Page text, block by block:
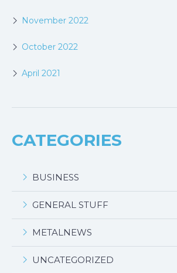
November 2022
October 2022
April 2021
CATEGORIES
BUSINESS
GENERAL STUFF
METALNEWS
UNCATEGORIZED